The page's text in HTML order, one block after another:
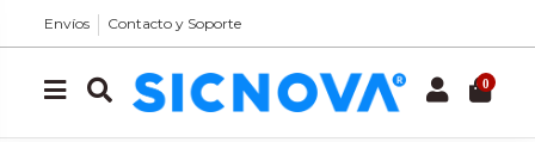
Envíos Contacto y Soporte
0